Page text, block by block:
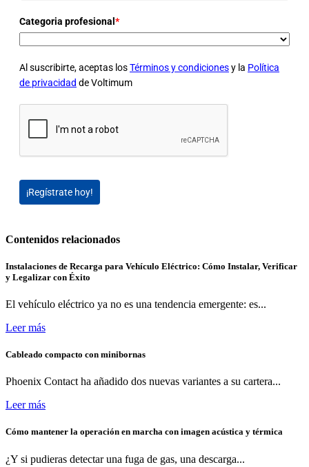
Categoria profesional *
Al suscribirte, aceptas losTérminos y condicionesy la Política
de privacidad de Voltimum
¡Regístrate hoy!
Contenidos relacionados
Instalaciones de Recarga para Vehículo Eléctrico: Cómo Instalar, Verificar
y Legalizar con Éxito
El vehículo eléctrico ya no es una tendencia emergente: es...
Leer más
Cableado compacto con minibornas
Phoenix Contact ha añadido dos nuevas variantes a su cartera...
Leer más
Cómo mantener la operación en marcha con imagen acústica y térmica
¿Y si pudieras detectar una fuga de gas, una descarga...